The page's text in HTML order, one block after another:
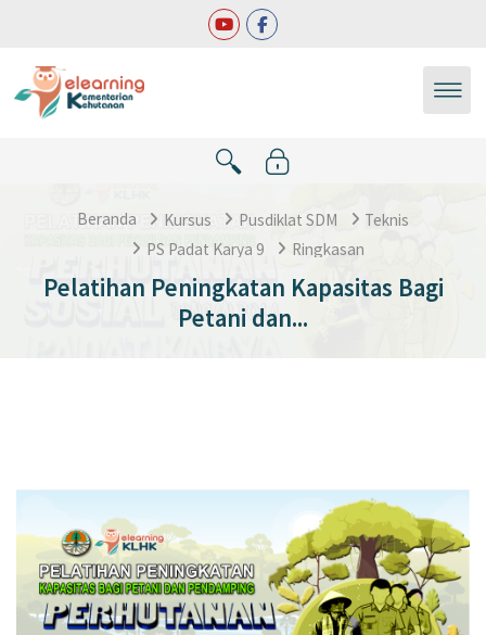
Beranda Kursus Pusdiklat SDM
Teknis
PS Padat Karya 9
Ringkasan
Pelatihan Peningkatan Kapasitas Bagi
Petani dan...